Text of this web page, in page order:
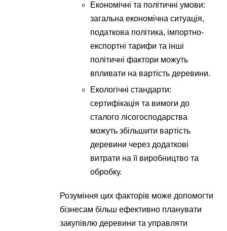
Економічні та політичні умови:
загальна економічна ситуація,
податкова політика, імпортно-
експортні тарифи та інші
політичні фактори можуть
впливати на вартість деревини.
Екологічні стандарти:
сертифікація та вимоги до
сталого лісогосподарства
можуть збільшити вартість
деревини через додаткові
витрати на її виробництво та
обробку.
Розуміння цих факторів може допомогти
бізнесам більш ефективно планувати
закупівлю деревини та управляти